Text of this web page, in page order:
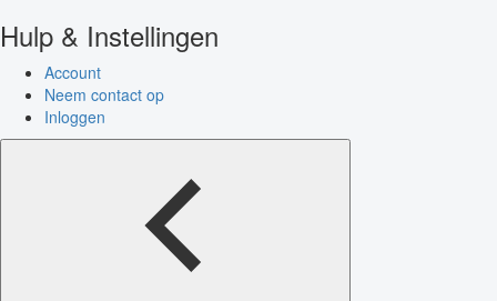
Hulp & Instellingen
Account
Neem contact op
Inloggen